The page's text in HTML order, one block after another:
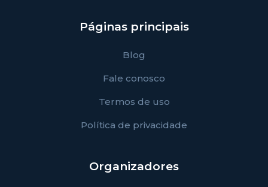
Páginas principais
Blog
Fale conosco
Termos de uso
Política de privacidade
Organizadores